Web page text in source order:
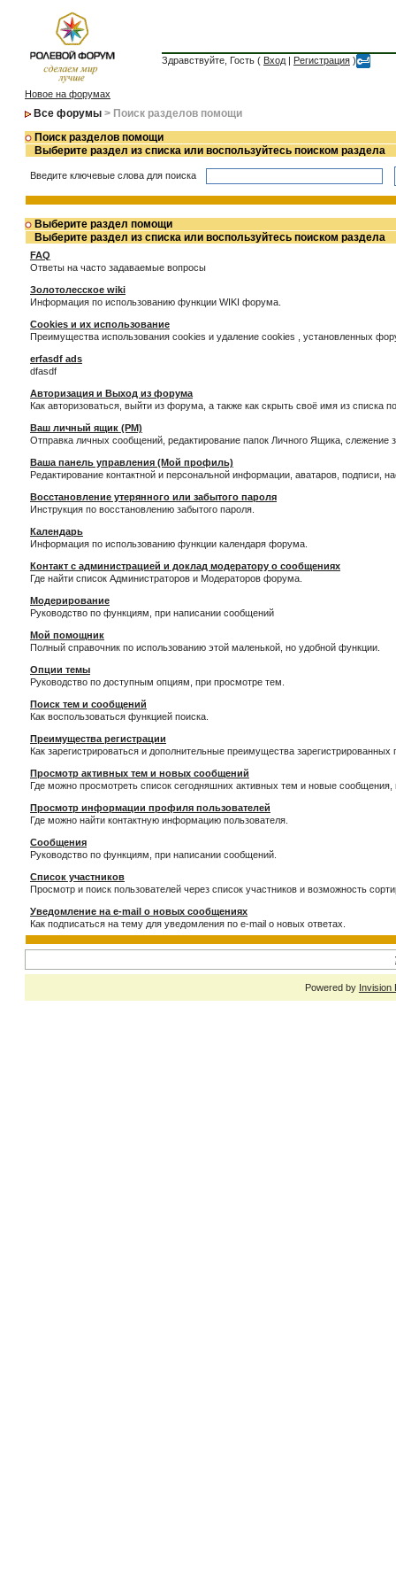
Здравствуйте, Гость ( Вход | Регистрация )
Новое на форумах
Все форумы > Поиск разделов помощи
Поиск разделов помощи
Выберите раздел из списка или воспользуйтесь поиском раздела
Введите ключевые слова для поиска
Выберите раздел помощи
Выберите раздел из списка или воспользуйтесь поиском раздела
FAQ
Ответы на часто задаваемые вопросы
Золотолесское wiki
Информация по использованию функции WIKI форума.
Cookies и их использование
Преимущества использования cookies и удаление cookies , установленных
erfasdf ads
dfasdf
Авторизация и Выход из форума
Как авторизоваться, выйти из форума, а также как скрыть своё имя из списка
Ваш личный ящик (PM)
Отправка личных сообщений, редактирование папок Личного Ящика,
Ваша панель управления (Мой профиль)
Редактирование контактной и персональной информации, аватаров,
Восстановление утерянного или забытого пароля
Инструкция по восстановлению забытого пароля.
Календарь
Информация по использованию функции календаря форума.
Контакт с администрацией и доклад модератору о сообщениях
Где найти список Администраторов и Модераторов форума.
Модерирование
Руководство по функциям, при написании сообщений
Мой помощник
Полный справочник по использованию этой маленькой, но удобной функции.
Опции темы
Руководство по доступным опциям, при просмотре тем.
Поиск тем и сообщений
Как воспользоваться функцией поиска.
Преимущества регистрации
Как зарегистрироваться и дополнительные преимущества зарегистрированных
Просмотр активных тем и новых сообщений
Где можно просмотреть список сегодняшних активных тем и новые
Просмотр информации профиля пользователей
Где можно найти контактную информацию пользователя.
Сообщения
Руководство по функциям, при написании сообщений.
Список участников
Просмотр и поиск пользователей через список участников и возможность
Уведомление на e-mail о новых сообщениях
Как подписаться на тему для уведомления по e-mail о новых ответах.
Powered by Invision